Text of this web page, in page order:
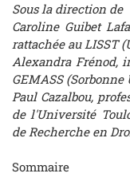
Sous la direction de
Caroline Guibet
rattachée au LISST
Alexandra Frénod,
GEMASS
Paul Cazalbou,
de l'Université
de Recherche en
Sommaire